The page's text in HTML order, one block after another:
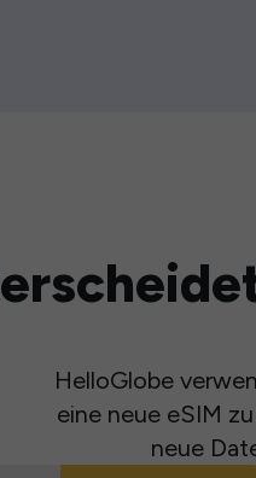
HelloGlobe
eine neue eSIM
neue